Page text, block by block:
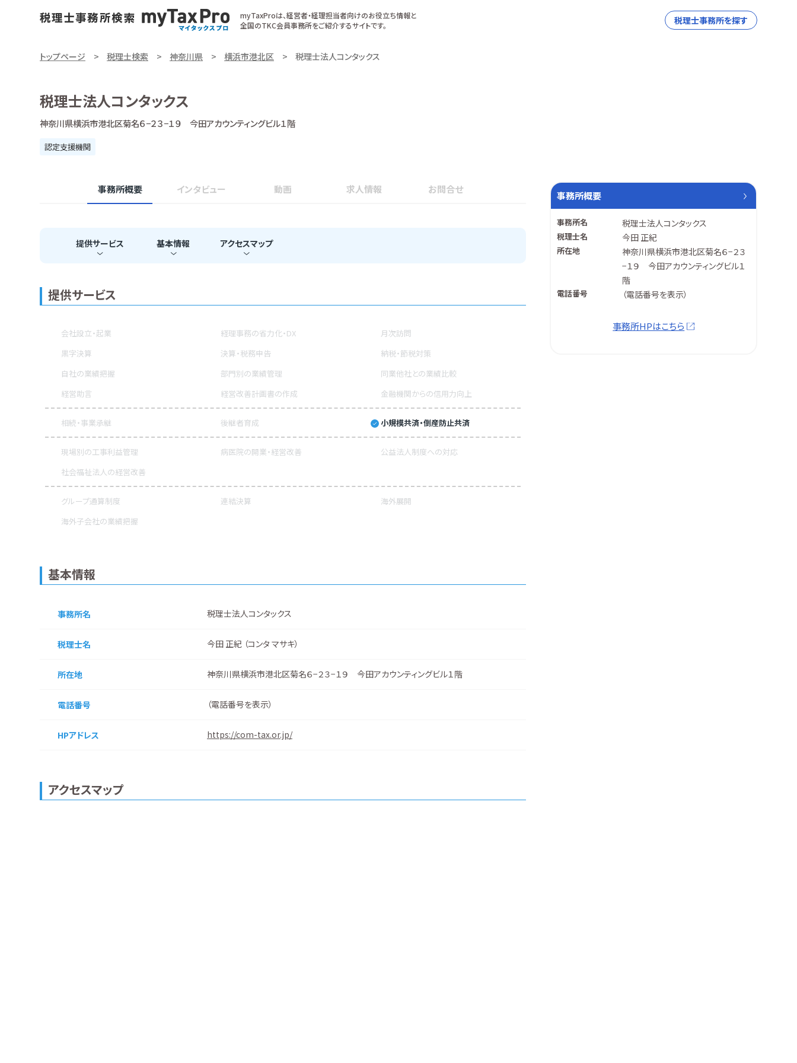
myTaxProは、経営者・経理担当者向けのお役立ち情報と
全国のTKC会員事務所をご紹介するサイトです。
税理士事務所を探す
トップページ 税理士検索 神奈川県 横浜市港北区 税理士法人コンタックス
税理士法人コンタックス
神奈川県横浜市港北区菊名６−２３−１９ 今田アカウンティングビル１階
認定支援機関
事務所概要 インタビュー 動画 求人情報 お問合せ
提供サービス 基本情報 アクセスマップ
提供サービス
会社設立・起業 経理事務の省力化・DX
月次訪問
黒字決算
決算・税務申告
納税・節税対策
自社の業績把握
部門別の業績管理
同業他社との業績比較
経営助言
経営改善計画書の作成 金融機関からの信用力向上
相続・事業承継 後継者育成 小規模共済・倒産防止共済
現場別の工事利益管理 病医院の開業・経営改善
公益法人制度への対応
社会福祉法人の経営改善
グループ通算制度 連結決算
海外展開
海外子会社の業績把握
基本情報
事務所名 税理士法人コンタックス
税理士名 今田 正紀 （コンタ マサキ）
所在地 神奈川県横浜市港北区菊名６−２３−１９ 今田アカウンティングビル１階
電話番号 （電話番号を表示）
HPアドレス https://com-tax.or.jp/
アクセスマップ
事務所概要
事務所名 税理士法人コンタックス
税理士名 今田 正紀
所在地
神奈川県横浜市港北区菊名６−２３
−１９ 今田アカウンティングビル１
階
電話番号 （電話番号を表示）
事務所HPはこちら